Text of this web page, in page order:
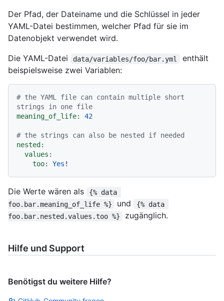
Der Pfad, der Dateiname und die Schlüssel in jeder
YAML-Datei bestimmen, welcher Pfad für sie im
Datenobjekt verwendet wird.
Die YAML-Datei
data/variables/foo/bar.yml
enthält
beispielsweise zwei Variablen:
# the YAML file can contain multiple short
strings in one file
meaning_of_life:
42
# the strings can also be nested if needed
nested:
values:
too:
Yes !
Die Werte wären als
{% data
foo.bar.meaning_of_life %}
und
{% data
foo.bar.nested.values.too %}
zugänglich.
Hilfe und Support
Benötigst du weitere Hilfe?